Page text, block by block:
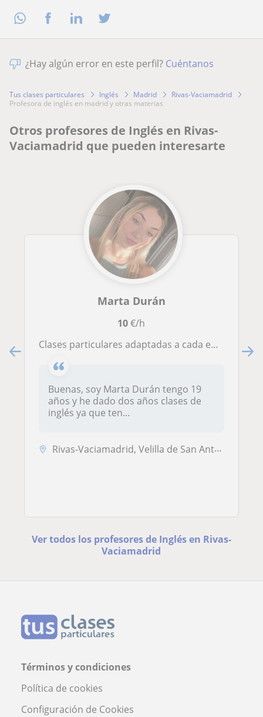
¿Hay algún error en este perfil? Cuéntanos
Tus clases particulares Inglés Madrid
Rivas-Vaciamadrid
profesora de inglés en madrid y otras materias
Otros profesores de Inglés en Rivas-
Vaciamadrid que pueden interesarte
Marta Durán
10€/h
Clases particulares adaptadas a cada edad y conocimiento.
Buenas, soy Marta Durán tengo 19
años y he dado dos años clases de
inglés ya que ten...
Rivas-Vaciamadrid, Velilla de San Antonio
Ver todos los profesores de Inglés en Rivas-
Vaciamadrid
Términos y condiciones
Política de cookies
Configuración de Cookies